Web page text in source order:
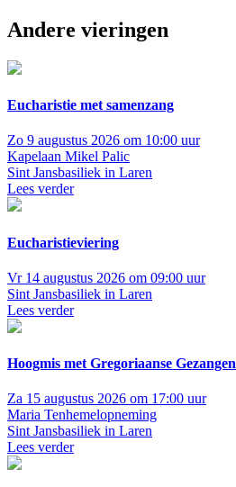
Andere vieringen
Eucharistie met samenzang
Zo 9 augustus 2026 om 10:00 uur
Kapelaan Mikel Palic
Sint Jansbasiliek in Laren
Lees verder
Eucharistieviering
Vr 14 augustus 2026 om 09:00 uur
Sint Jansbasiliek in Laren
Lees verder
Hoogmis met Gregoriaanse Gezangen
Za 15 augustus 2026 om 17:00 uur
Maria Tenhemelopneming
Sint Jansbasiliek in Laren
Lees verder